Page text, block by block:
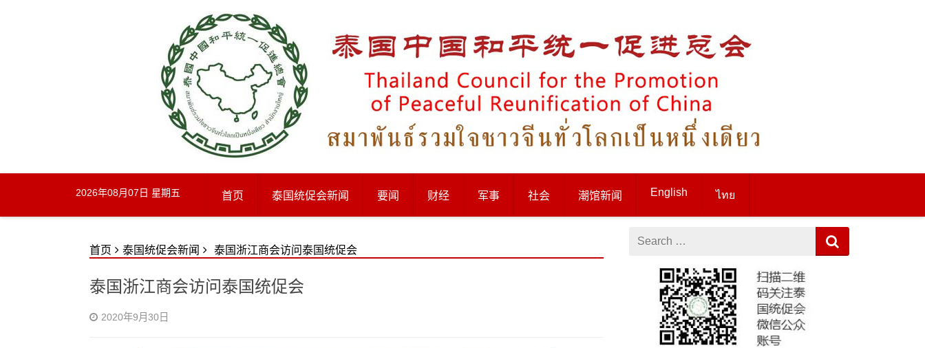
2026年08月07日 星期五 首页 泰国统促会新闻 要闻 财经 军事 社会 潮馆新闻 English ไทย
首页 泰国统促会新闻 泰国浙江商会访问泰国统促会
泰国浙江商会访问泰国统促会
2020年9月30日
for